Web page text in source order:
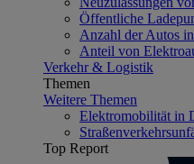
Öffentliche
Anzahl der Autos
Anteil von
Verkehr & Logistik
Themen
Weitere Themen
Elektromobilität in
Top Report